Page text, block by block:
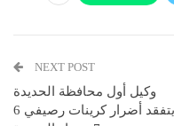
NEXT POST
وكيل أول محافظة الحديدة
يتفقد أضرار كرينات رصيفي 6